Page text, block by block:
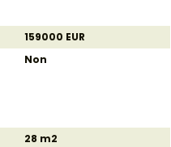
159000 EUR
Non
28 m2